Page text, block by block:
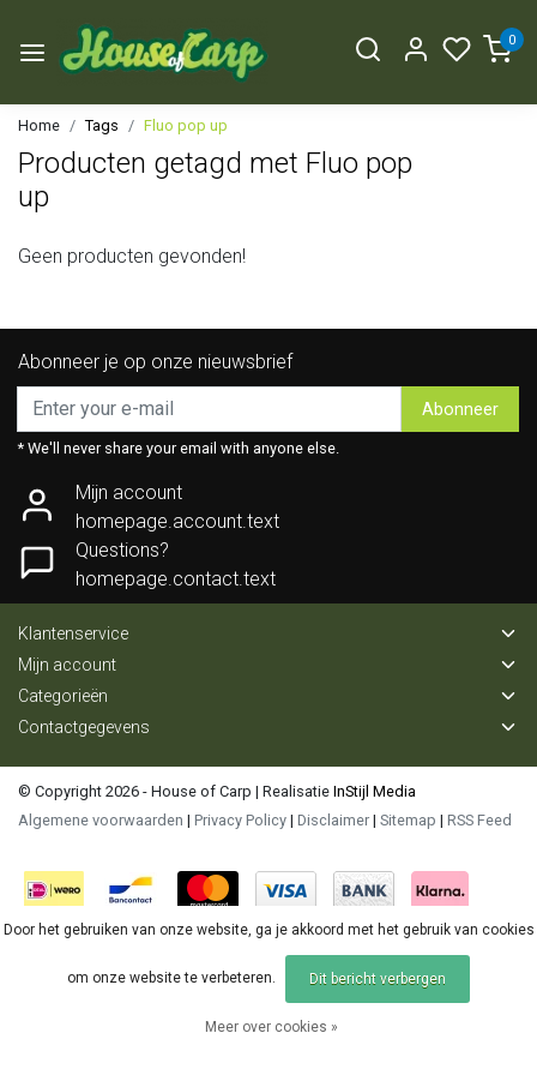
0
Home Tags Fluo pop up
Producten getagd met Fluo pop
up
Geen producten gevonden!
Abonneer je op onze nieuwsbrief
Abonneer
* We'll never share your email with anyone else.
Mijn account
homepage.account.text
Questions?
homepage.contact.text
Klantenservice
Mijn account
Categorieën
Contactgegevens
© Copyright 2026 - House of Carp | Realisatie InStijl Media
Algemene voorwaarden | Privacy Policy | Disclaimer | Sitemap | RSS Feed
Door het gebruiken van onze website, ga je akkoord met het gebruik van cookies
om onze website te verbeteren. Dit bericht verbergen
Meer over cookies »